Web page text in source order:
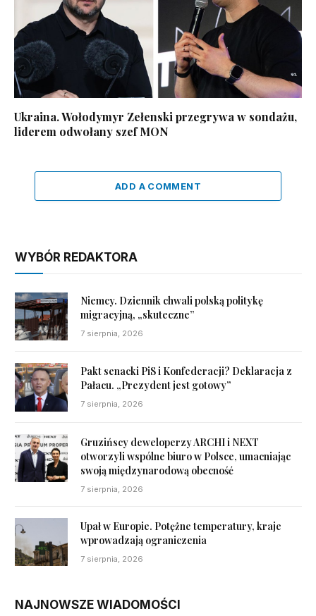
Ukraina. Wołodymyr Zełenski przegrywa w sondażu,
liderem odwołany szef MON
ADD A COMMENT
WYBÓR REDAKTORA
Niemcy. Dziennik chwali polską politykę
migracyjną, „skuteczne”
7 sierpnia, 2026
Pakt senacki PiS i Konfederacji? Deklaracja z
Pałacu. „Prezydent jest gotowy”
7 sierpnia, 2026
Gruzińscy deweloperzy ARCHI i NEXT
otworzyli wspólne biuro w Polsce, umacniając
swoją międzynarodową obecność
7 sierpnia, 2026
Upał w Europie. Potężne temperatury, kraje
wprowadzają ograniczenia
7 sierpnia, 2026
NAJNOWSZE WIADOMOŚCI